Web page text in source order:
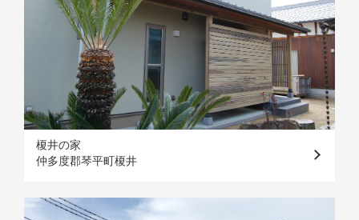
榎井の家
仲多度郡琴平町榎井